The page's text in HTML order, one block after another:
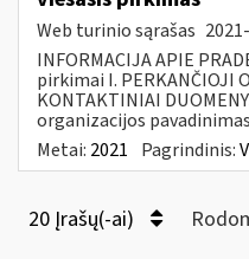
Web turinio sąrašas
INFORMACIJA APIE
pirkimai I. PERKANČIOJI
KONTAKTINIAI
organizacijos
Metai: 2021 Pagrindinis:
20 Įrašų(-ai)